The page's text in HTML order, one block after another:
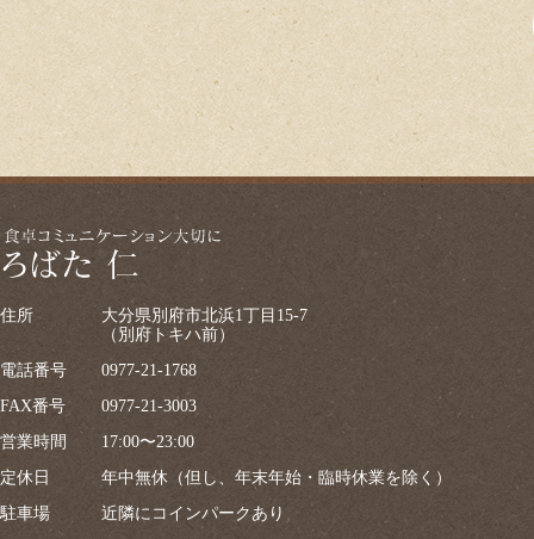
住所
大分県別府市北浜1丁目15-7
（別府トキハ前）
電話番号
0977-21-1768
FAX番号
0977-21-3003
営業時間
17:00〜23:00
定休日
年中無休（但し、年末年始・臨時休業を除く）
駐車場
近隣にコインパークあり